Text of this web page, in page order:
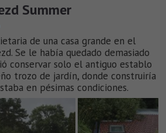
Summer
de una casa grande en el
Se le había quedado demasiado
conservar solo el antiguo establo
trozo de jardín, donde construiría
en pésimas condiciones.